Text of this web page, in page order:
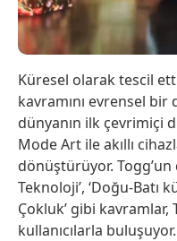
Küresel olarak tescil
kavramını evrensel
dünyanın ilk çevrimiçi
Mode Art ile akıllı
dönüştürüyor. Togg’un
Teknoloji’, ‘Doğu-Batı
Çokluk’ gibi kavramlar,
kullanıcılarla buluşuyor.